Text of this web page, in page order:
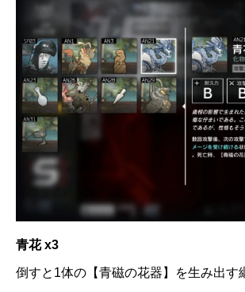
青花 x3
倒すと1体の【青磁の花器】を生み出す